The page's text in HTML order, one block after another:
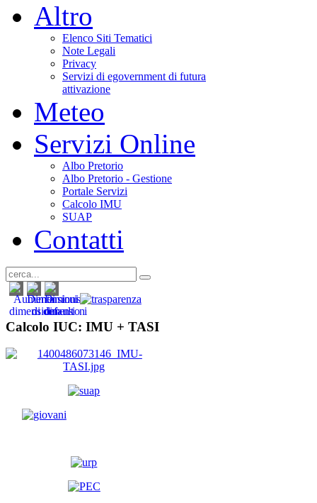
Altro
Elenco Siti Tematici
Note Legali
Privacy
Servizi di egovernment di futura
attivazione
Meteo
Servizi Online
Albo Pretorio
Albo Pretorio - Gestione
Portale Servizi
Calcolo IMU
SUAP
Contatti
Calcolo IUC: IMU + TASI